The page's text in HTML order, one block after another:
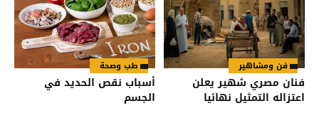
فن ومشاهير
فنان مصري شهير يعلن
اعتزاله التمثيل نهائيا
طب وصحة
أسباب نقص الحديد في
الجسم